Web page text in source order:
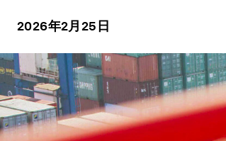
2026年2月25日